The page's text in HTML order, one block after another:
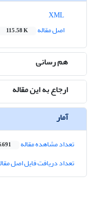
اصل مقاله
115.58 K
هم رسانی
ارجاع به این مقاله
آمار
تعداد مشاهده مقاله
تعداد دریافت فایل اصل